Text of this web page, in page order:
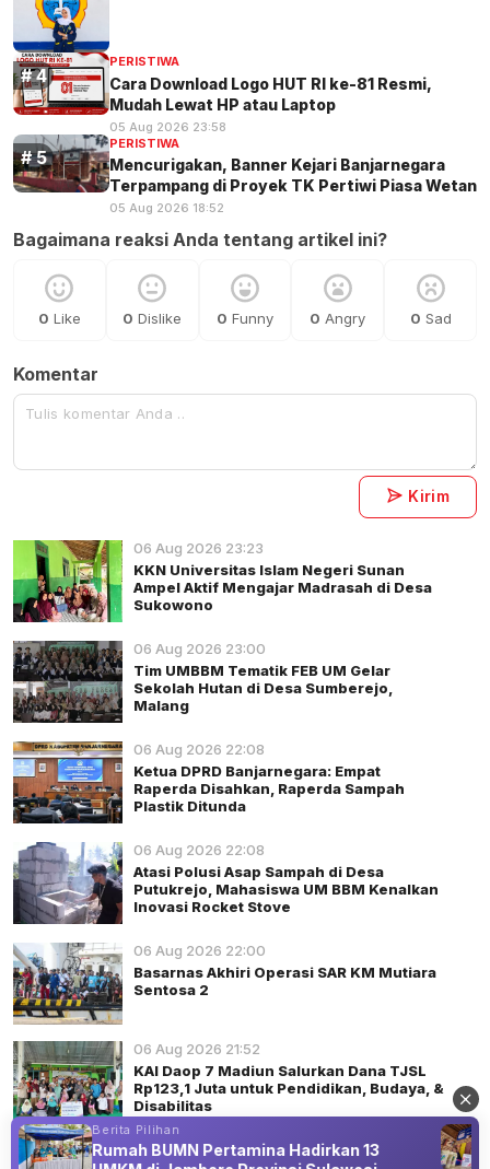
PERISTIWA
Cara Download Logo HUT RI ke-81 Resmi,
Mudah Lewat HP atau Laptop
05 Aug 2026 23:58
PERISTIWA
Mencurigakan, Banner Kejari Banjarnegara
Terpampang di Proyek TK Pertiwi Piasa Wetan
05 Aug 2026 18:52
Bagaimana reaksi Anda tentang artikel ini?
0 Like 0 Dislike 0 Funny 0 Angry 0 Sad
Komentar
Kirim
06 Aug 2026 23:23
KKN Universitas Islam Negeri Sunan
Ampel Aktif Mengajar Madrasah di Desa
Sukowono
06 Aug 2026 23:00
Tim UMBBM Tematik FEB UM Gelar
Sekolah Hutan di Desa Sumberejo,
Malang
06 Aug 2026 22:08
Ketua DPRD Banjarnegara: Empat
Raperda Disahkan, Raperda Sampah
Plastik Ditunda
06 Aug 2026 22:08
Atasi Polusi Asap Sampah di Desa
Putukrejo, Mahasiswa UM BBM Kenalkan
Inovasi Rocket Stove
06 Aug 2026 22:00
Basarnas Akhiri Operasi SAR KM Mutiara
Sentosa 2
06 Aug 2026 21:52
KAI Daop 7 Madiun Salurkan Dana TJSL
Rp123,1 Juta untuk Pendidikan, Budaya, &
Disabilitas
Berita Pilihan
Rumah BUMN Pertamina Hadirkan 13